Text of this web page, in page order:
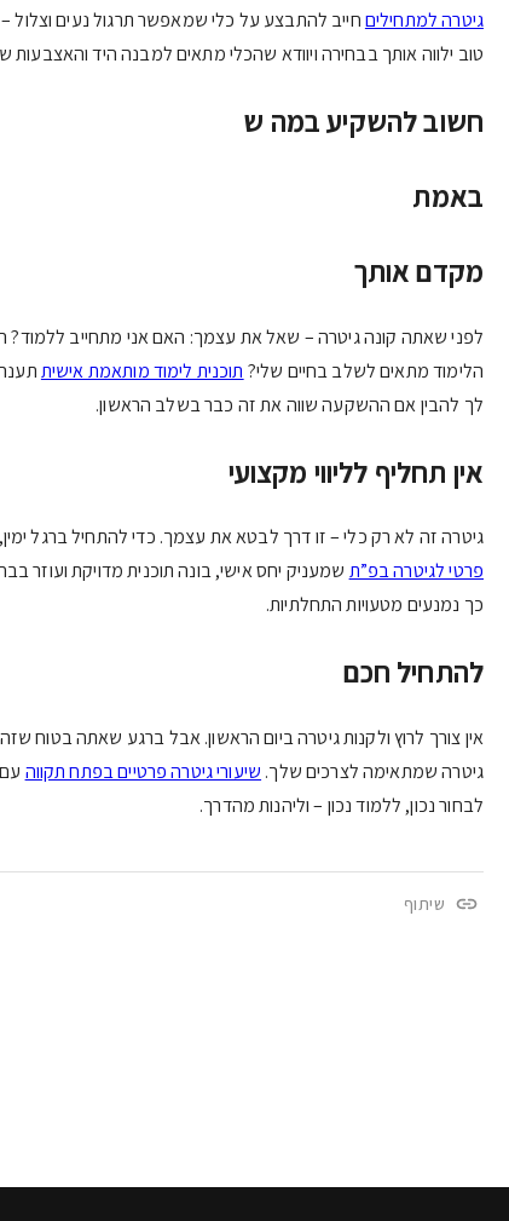
גיטרה למתחיליםחייב להתבצע על כלי שמאפשר תרגול נעים וצלול
טוב ילווה אותך בבחירה ויוודא שהכלי מתאים למבנה היד והאצבעות
חשוב להשקיע במה ש
באמת
מקדם אותך
לפני שאתה קונה גיטרה – שאל את עצמך: האם אני מתחייב ללמוד?
הלימוד מתאים לשלב בחיים שלי? תוכנית לימוד מותאמת אישית
לך להבין אם ההשקעה שווה את זה כבר בשלב הראשון.
אין תחליף לליווי מקצועי
גיטרה זה לא רק כלי – זו דרך לבטא את עצמך. כדי להתחיל ברגל
פרטי לגיטרה בפ”ת שמעניק יחס אישי, בונה תוכנית מדויקת ועוזר
כך נמנעים מטעויות התחלתיות.
להתחיל חכם
אין צורך לרוץ ולקנות גיטרה ביום הראשון. אבל ברגע שאתה בטוח
גיטרה שמתאימה לצרכים שלך. שיעורי גיטרה פרטיים בפתח תקווה
לבחור נכון, ללמוד נכון – וליהנות מהדרך.
שיתוף